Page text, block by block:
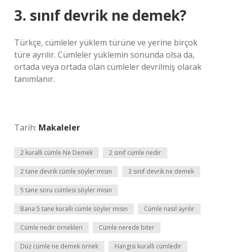
3. sınıf devrik ne demek?
Türkçe, cümleler yüklem türüne ve yerine birçok
türe ayrılır. Cümleler yüklemin sonunda olsa da,
ortada veya ortada olan cümleler devrilmiş olarak
tanımlanır.
Tarih: Makaleler
2 kurallı cümle Ne Demek 2 sınıf cümle nedir
2 tane devrik cümle söyler misin 3 sınıf devrik ne demek
5 tane soru cümlesi söyler misin
Bana 5 tane kurallı cümle söyler misin Cümle nasıl ayrılır
Cümle nedir örnekleri Cümle nerede biter
Düz cümle ne demek örnek Hangisi kurallı cümledir